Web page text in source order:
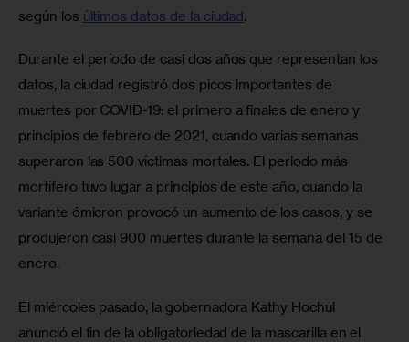
según los últimos datos de la ciudad.
Durante el período de casi dos años que representan los
datos, la ciudad registró dos picos importantes de
muertes por COVID-19: el primero a finales de enero y
principios de febrero de 2021, cuando varias semanas
superaron las 500 víctimas mortales. El periodo más
mortífero tuvo lugar a principios de este año, cuando la
variante ómicron provocó un aumento de los casos, y se
produjeron casi 900 muertes durante la semana del 15 de
enero.
El miércoles pasado, la gobernadora Kathy Hochul
anunció el fin de la obligatoriedad de la mascarilla en el